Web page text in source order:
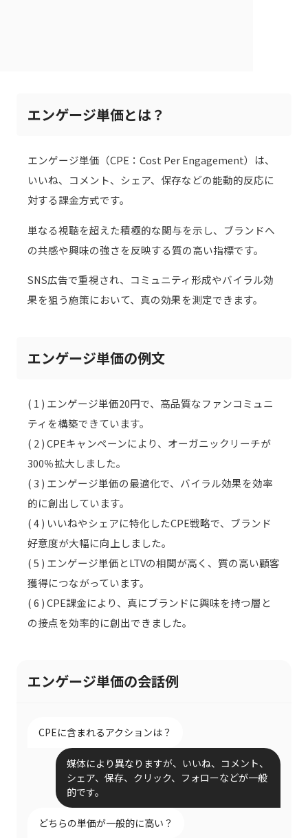
エンゲージ単価とは？
エンゲージ単価（CPE：Cost Per Engagement）は、
いいね、コメント、シェア、保存などの能動的反応に
対する課金方式です。
単なる視聴を超えた積極的な関与を示し、ブランドへ
の共感や興味の強さを反映する質の高い指標です。
SNS広告で重視され、コミュニティ形成やバイラル効
果を狙う施策において、真の効果を測定できます。
エンゲージ単価の例文
( 1 ) エンゲージ単価20円で、高品質なファンコミュニ
ティを構築できています。
( 2 ) CPEキャンペーンにより、オーガニックリーチが
300％拡大しました。
( 3 ) エンゲージ単価の最適化で、バイラル効果を効率
的に創出しています。
( 4 ) いいねやシェアに特化したCPE戦略で、ブランド
好意度が大幅に向上しました。
( 5 ) エンゲージ単価とLTVの相関が高く、質の高い顧客
獲得につながっています。
( 6 ) CPE課金により、真にブランドに興味を持つ層と
の接点を効率的に創出できました。
エンゲージ単価の会話例
CPEに含まれるアクションは？
媒体により異なりますが、いいね、コメント、
シェア、保存、クリック、フォローなどが一般
的です。
どちらの単価が一般的に高い？